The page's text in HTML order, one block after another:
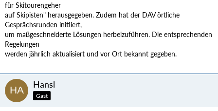
für Skitourengeher
auf Skipisten" herausgegeben. Zudem hat der DAV örtliche
Gesprächsrunden initiiert,
um maßgeschneiderte Lösungen herbeizuführen. Die entsprechenden
Regelungen
werden jährlich aktualisiert und vor Ort bekannt gegeben.
Hansl
Gast